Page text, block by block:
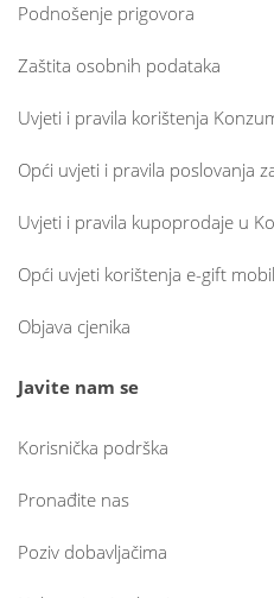
Podnošenje prigovora
Zaštita osobnih podataka
Uvjeti i pravila korištenja
Opći uvjeti i pravila poslovanja
Uvjeti i pravila kupoprodaje u
Opći uvjeti korištenja e-gift
Objava cjenika
Javite nam se
Korisnička podrška
Pronađite nas
Poziv dobavljačima